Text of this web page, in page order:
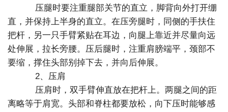
压腿时要注重腿部关节的直立，脚背向外打开绷
直，并保持上半身的直立。在压旁腿时，同侧的手扶住
把杆，另一只手臂紧贴在耳边，向腿上靠近并尽量向远
处伸展，拉长旁腰。压后腿时，注重肩膀端平，颈部不
要缩，撑住头部别掉下去，并向后伸展。
2、压肩
压肩时，双手臂伸直放在把杆上。两腿之间的距
离略等于肩宽。头部和脊柱都要放松，向下压时能够感